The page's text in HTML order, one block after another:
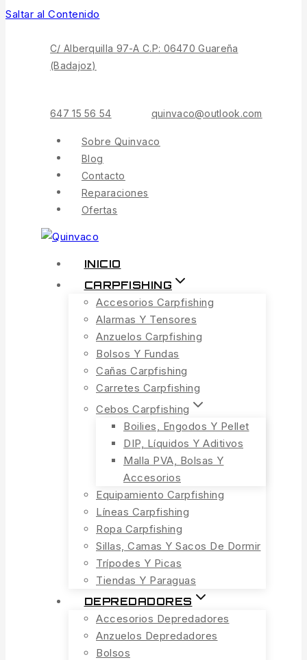
Saltar al Contenido
C/ Alberquilla 97-A C.P: 06470 Guareña
(Badajoz)
647 15 56 54 quinvaco@outlook.com
Sobre Quinvaco
Blog
Contacto
Reparaciones
Ofertas
INICIO
CARPFISHING
Accesorios Carpfishing
Alarmas Y Tensores
Anzuelos Carpfishing
Bolsos Y Fundas
Cañas Carpfishing
Carretes Carpfishing
Cebos Carpfishing
Boilies, Engodos Y Pellet
DIP, Líquidos Y Aditivos
Malla PVA, Bolsas Y
Accesorios
Equipamiento Carpfishing
Líneas Carpfishing
Ropa Carpfishing
Sillas, Camas Y Sacos De Dormir
Trípodes Y Picas
Tiendas Y Paraguas
DEPREDADORES
Accesorios Depredadores
Anzuelos Depredadores
Bolsos